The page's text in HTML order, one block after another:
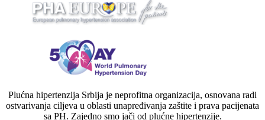
Plućna hipertenzija Srbija je neprofitna organizacija, osnovana radi
ostvarivanja ciljeva u oblasti unapređivanja zaštite i prava pacijenata
sa PH. Zajedno smo jači od plućne hipertenzije.